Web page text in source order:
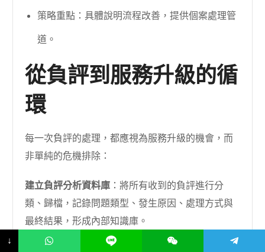
策略重點：具體說明流程改善，提供個案處理管
道。
從負評到服務升級的循
環
每一次負評的處理，都應視為服務升級的機會，而
非單純的危機排除：
建立負評分析資料庫 ：將所有收到的負評進行分
類、歸檔，記錄問題類型、發生原因、處理方式與
最終結果，形成內部知識庫。
↓